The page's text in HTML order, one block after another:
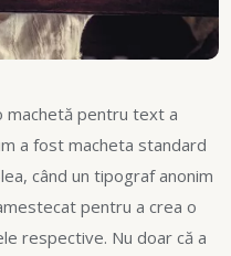
machetă pentru text a
a fost macheta standard
când un tipograf anonim
pentru a crea o
respective. Nu doar că a